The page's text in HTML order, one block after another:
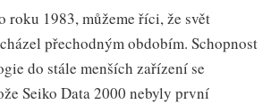
roku 1983, můžeme říci, že svět
přechodným obdobím. Schopnost
do stále menších zařízení se
Seiko Data 2000 nebyly první